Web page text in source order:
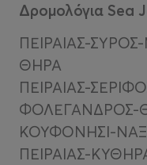
Δρομολόγια Sea
ΠΕΙΡΑΙΑΣ-
ΘΗΡΑ
ΠΕΙΡΑΙΑΣ-
ΦΟΛΕΓΑΝΔΡΟΣ-
ΚΟΥΦΟΝΗΣΙ-
ΠΕΙΡΑΙΑΣ-